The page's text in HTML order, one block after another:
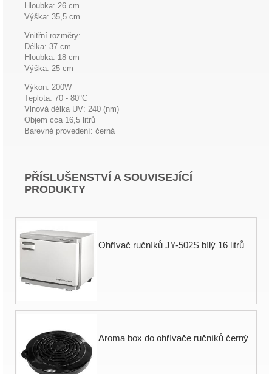
Hloubka: 26 cm
Výška: 35,5 cm
Vnitřní rozměry:
Délka: 37 cm
Hloubka: 18 cm
Výška: 25 cm
Výkon: 200W
Teplota: 70 - 80°C
Vlnová délka UV: 240 (nm)
Objem cca 16,5 litrů
Barevné provedení: černá
PŘÍSLUŠENSTVÍ A SOUVISEJÍCÍ
PRODUKTY
Ohřívač ručníků JY-502S bílý 16 litrů
Aroma box do ohřívače ručníků černý